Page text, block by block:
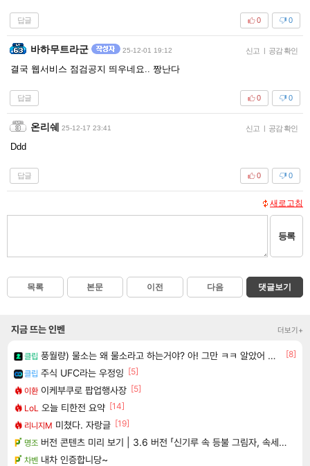
답글 0
0
바하무트라군 25-12-01 19:12 신고 | 공감 확인
결국 웹서비스 점검공지 띄우네요.. 짱난다
답글 0
0
온리쉐 25-12-17 23:41 신고 | 공감 확인
Ddd
답글 0
0
새로고침
등록
목록 본문 이전 다음 댓글보기
지금 뜨는 인벤 더보기+
클립 풍월량) 물소는 왜 물소라고 하는거야? 아! 그만 ㅋㅋ 알았어 ㅋㅋ
[8]
클립 주식 UFC라는 우정잉 [5]
이환 이케부쿠로 팝업행사장 [5]
LoL 오늘 티한전 요약 [14]
리니지M 미쳤다. 자랑글 [19]
명조 버전 콘텐츠 미리 보기 | 3.6 버전 「신기루 속 등불 그림자, 속세에 깃든 검의 결심」이 8월 20일에 업데이트됩니다!
차벤 내차 인증합니당~